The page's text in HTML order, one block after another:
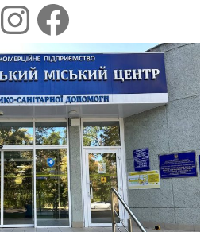
Instagram
Facebook